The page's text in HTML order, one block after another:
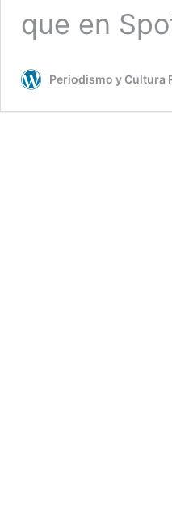
que en
Periodismo y Cultura